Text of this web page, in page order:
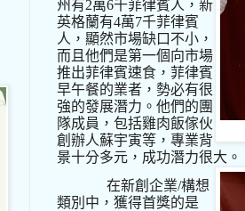
州有2萬6千菲律賓人，新
英格蘭有4萬7千菲律賓
人，顯然市場缺口不小，
而且他們是第一個向市場
推出菲律賓速食，菲律賓
早午餐的業者，勢必有很
強的發展潛力。他們的團
隊成員，包括雞肉飯傢伙
創辦人蘇宇寅等，專業背
景十分多元，成功潛力很大。
在新創企業/構想
類別中，獲得首獎的是